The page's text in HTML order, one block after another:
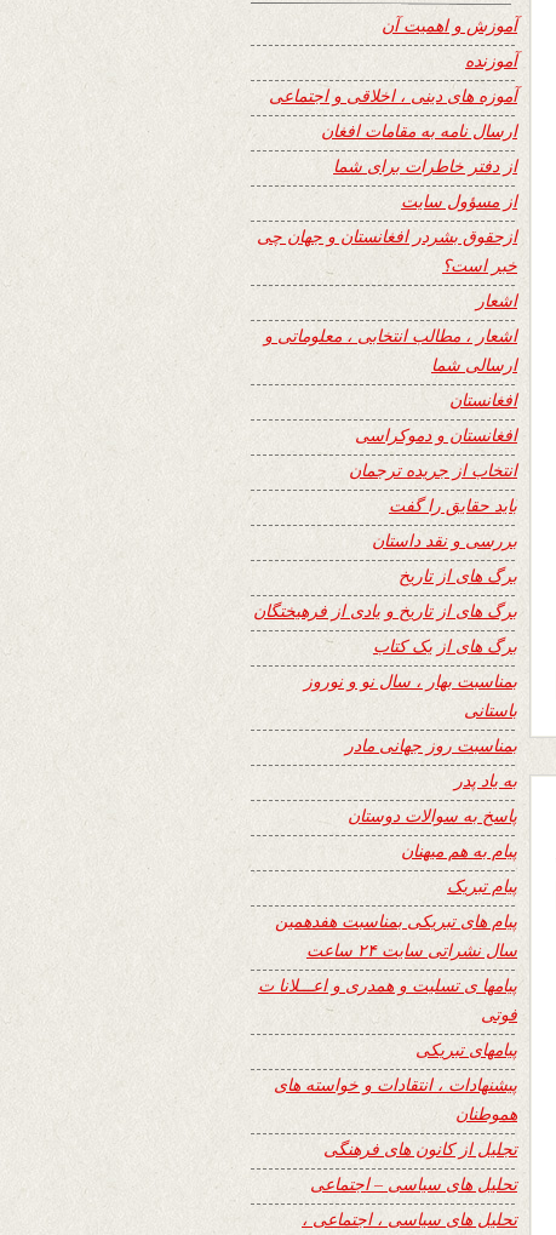
آموزش و اهمیت آن
آموزنده
آموزه های دینی ، اخلاقی و اجتماعی
ارسال نامه به مقامات افغان
از دفتر خاطرات برای شما
از مسؤول سایت
ازحقوق بشردر افغانستان و جهان چی
خبر است؟
اشعار
اشعار ، مطالب انتخابی ، معلوماتی و
ارسالی شما
افغانستان
افغانستان و دموکراسی
انتخاب از جریده ترجمان
باید حقایق را گفت
بررسی و نقد داستان
برگ های از تاریخ
برگ های از تاریخ و یادی از فرهیختگان
برگ های از یک کتاب
بمناسبت بهار ، سال نو و نوروز
باستانی
بمناسبت روز جهانی مادر
به یاد پدر
پاسخ به سوالات دوستان
پیام به هم میهنان
پیام تبریک
پیام های تبریکی بمناسبت هفدهمین
سال نشراتی سایت ۲۴ ساعت
پیامها ی تسلیت و همدری و اعـــلانا ت
فوتی
پیامهای تبریکی
پیشنهادات ، انتقادات و خواسته های
هموطنان
تجلیل از کانون های فرهنگی
تحلیل های سیاسی – اجتماعی
تحلیل های سیاسی ، اجتماعی ،